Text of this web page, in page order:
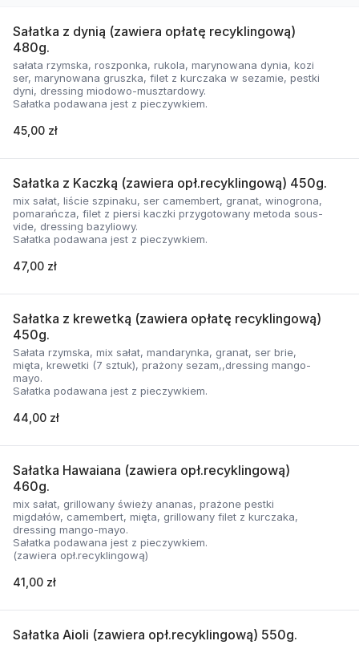
Sałatka z dynią (zawiera opłatę recyklingową)
480g.
sałata rzymska, roszponka, rukola, marynowana dynia, kozi
ser, marynowana gruszka, filet z kurczaka w sezamie, pestki
dyni, dressing miodowo-musztardowy.
Sałatka podawana jest z pieczywkiem.
45,00 zł
Sałatka z Kaczką (zawiera opł.recyklingową) 450g.
mix sałat, liście szpinaku, ser camembert, granat, winogrona,
pomarańcza, filet z piersi kaczki przygotowany metoda sous-
vide, dressing bazyliowy.
Sałatka podawana jest z pieczywkiem.
47,00 zł
Sałatka z krewetką (zawiera opłatę recyklingową)
450g.
Sałata rzymska, mix sałat, mandarynka, granat, ser brie,
mięta, krewetki (7 sztuk), prażony sezam,,dressing mango-
mayo.
Sałatka podawana jest z pieczywkiem.
44,00 zł
Sałatka Hawaiana (zawiera opł.recyklingową)
460g.
mix sałat, grillowany świeży ananas, prażone pestki
migdałów, camembert, mięta, grillowany filet z kurczaka,
dressing mango-mayo.
Sałatka podawana jest z pieczywkiem.
(zawiera opł.recyklingową)
41,00 zł
Sałatka Aioli (zawiera opł.recyklingową) 550g.